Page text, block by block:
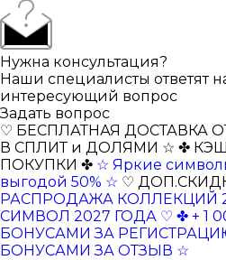
Нужна консультация?
Наши специалисты ответят
интересующий вопрос
Задать вопрос
♡ БЕСПЛАТНАЯ ДОСТАВКА
В СПЛИТ и ДОЛЯМИ ☆ ✤
ПОКУПКИ ✤ ☆ Яркие
выгодой 50% ☆ ♡
РАСПРОДАЖА КОЛЛЕКЦИЙ
СИМВОЛ 2027 ГОДА ♡ ✤ + 1
БОНУСАМИ ЗА
БОНУСАМИ ЗА ОТЗЫВ ☆